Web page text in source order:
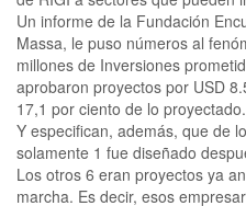
Un informe de la Fundación
Massa, le puso números al
millones de Inversiones
aprobaron proyectos por USD
17,1 por ciento de lo proyectado.
Y especifican, además, que de
solamente 1 fue diseñado
Los otros 6 eran proyectos ya
marcha. Es decir, esos